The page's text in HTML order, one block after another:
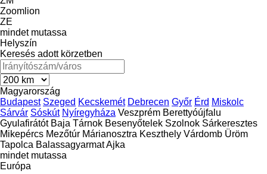
Zoomlion
ZE
mindet mutassa
Helyszín
Keresés adott körzetben
Magyarország
Budapest Szeged Kecskemét Debrecen Győr Érd Miskolc
Sárvár Sóskút Nyíregyháza Veszprém Berettyóújfalu
Gyulafirátót Baja Tárnok Besenyőtelek Szolnok Sárkeresztes
Mikepércs Mezőtúr Márianosztra Keszthely Várdomb Üröm
Tapolca BalassagyarmatAjka
mindet mutassa
Európa